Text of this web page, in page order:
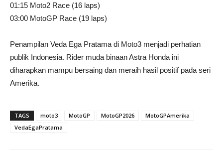
01:15 Moto2 Race (16 laps)
03:00 MotoGP Race (19 laps)
Penampilan Veda Ega Pratama di Moto3 menjadi perhatian
publik Indonesia. Rider muda binaan Astra Honda ini
diharapkan mampu bersaing dan meraih hasil positif pada seri
Amerika.
TAGS moto3 MotoGP MotoGP2026
MotoGPAmerika
VedaEgaPratama